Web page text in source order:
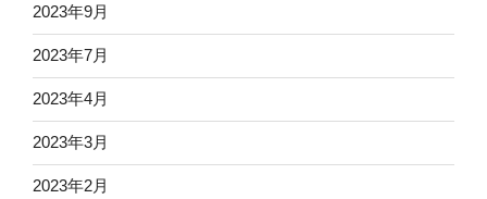
2023年9月
2023年7月
2023年4月
2023年3月
2023年2月